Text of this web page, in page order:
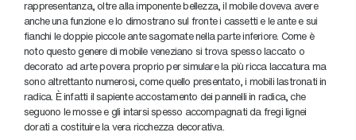
rappresentanza, oltre alla imponente bellezza, il mobile doveva avere
anche una funzione e lo dimostrano sul fronte i cassetti e le ante e sui
fianchi le doppie piccole ante sagomate nella parte inferiore. Come è
noto questo genere di mobile veneziano si trova spesso laccato o
decorato ad arte povera proprio per simulare la più ricca laccatura ma
sono altrettanto numerosi, come quello presentato, i mobili lastronati in
radica. È infatti il sapiente accostamento dei pannelli in radica, che
seguono le mosse e gli intarsi spesso accompagnati da fregi lignei
dorati a costituire la vera ricchezza decorativa.